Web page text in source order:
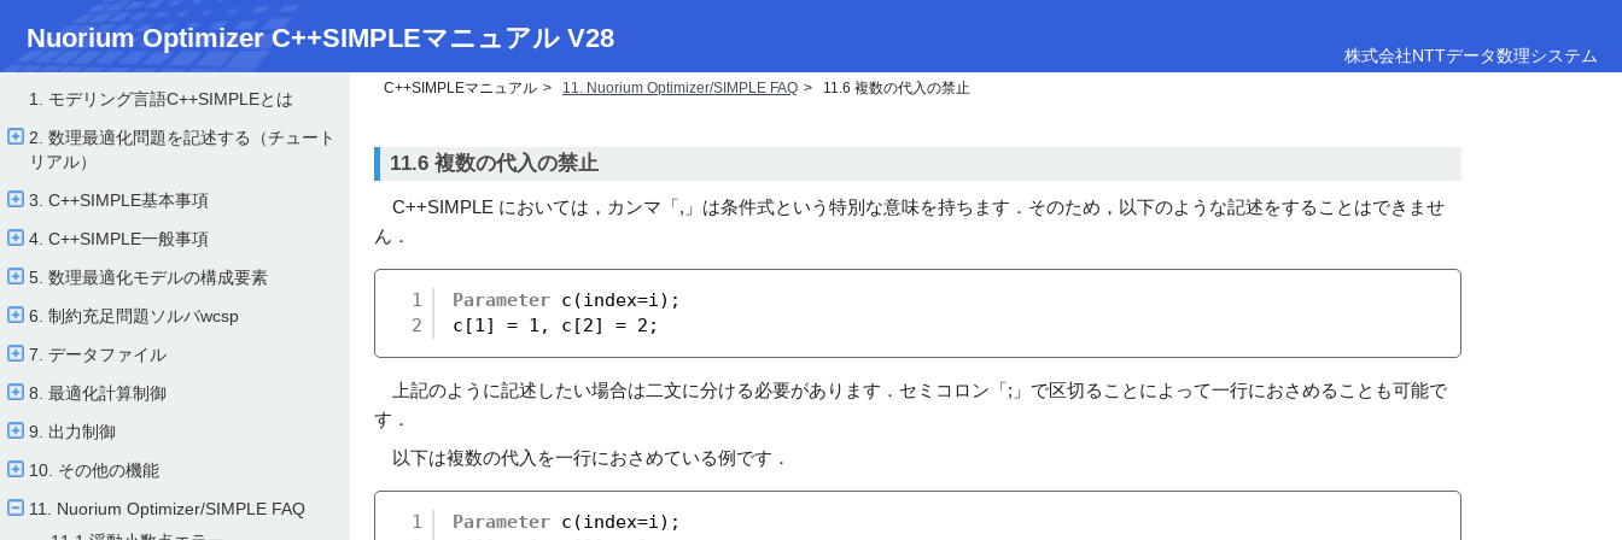
Nuorium Optimizer C++SIMPLEマニュアル V28
株式会社NTTデータ数理システム
1. モデリング言語C++SIMPLEとは
2. 数理最適化問題を記述する（チュート
リアル）
3. C++SIMPLE基本事項
4. C++SIMPLE一般事項
5. 数理最適化モデルの構成要素
6. 制約充足問題ソルバwcsp
7. データファイル
8. 最適化計算制御
9. 出力制御
10. その他の機能
11. Nuorium Optimizer/​SIMPLE FAQ
C++SIMPLEマニュアル 11. Nuorium Optimizer/​SIMPLE FAQ 11.6 複数の代入の禁止
11.6 複数の代入の禁止
C++SIMPLE においては，カンマ「,」は条件式という特別な意味を持ちます．そのため，以下のような記述をすることはできませ
ん．
1
2
Parameter c(index=i);
c[1] = 1, c[2] = 2;
上記のように記述したい場合は二文に分ける必要があります．セミコロン「;」で区切ることによって一行におさめることも可能で
す．
以下は複数の代入を一行におさめている例です．
1
Parameter c(index=i);